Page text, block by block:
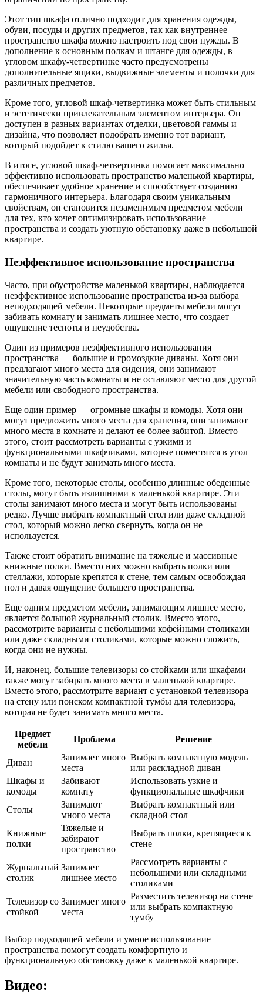
Этот тип шкафа отлично подходит для хранения одежды,
обуви, посуды и других предметов, так как внутреннее
пространство шкафа можно настроить под свои нужды. В
дополнение к основным полкам и штанге для одежды, в
угловом шкафу-четвертинке часто предусмотрены
дополнительные ящики, выдвижные элементы и полочки для
различных предметов.
Кроме того, угловой шкаф-четвертинка может быть стильным
и эстетически привлекательным элементом интерьера. Он
доступен в разных вариантах отделки, цветовой гаммы и
дизайна, что позволяет подобрать именно тот вариант,
который подойдет к стилю вашего жилья.
В итоге, угловой шкаф-четвертинка помогает максимально
эффективно использовать пространство маленькой квартиры,
обеспечивает удобное хранение и способствует созданию
гармоничного интерьера. Благодаря своим уникальным
свойствам, он становится незаменимым предметом мебели
для тех, кто хочет оптимизировать использование
пространства и создать уютную обстановку даже в небольшой
квартире.
Неэффективное использование пространства
Часто, при обустройстве маленькой квартиры, наблюдается
неэффективное использование пространства из-за выбора
неподходящей мебели. Некоторые предметы мебели могут
забивать комнату и занимать лишнее место, что создает
ощущение тесноты и неудобства.
Один из примеров неэффективного использования
пространства — большие и громоздкие диваны. Хотя они
предлагают много места для сидения, они занимают
значительную часть комнаты и не оставляют место для другой
мебели или свободного пространства.
Еще один пример — огромные шкафы и комоды. Хотя они
могут предложить много места для хранения, они занимают
много места в комнате и делают ее более забитой. Вместо
этого, стоит рассмотреть варианты с узкими и
функциональными шкафчиками, которые поместятся в угол
комнаты и не будут занимать много места.
Кроме того, некоторые столы, особенно длинные обеденные
столы, могут быть излишними в маленькой квартире. Эти
столы занимают много места и могут быть использованы
редко. Лучше выбрать компактный стол или даже складной
стол, который можно легко свернуть, когда он не
используется.
Также стоит обратить внимание на тяжелые и массивные
книжные полки. Вместо них можно выбрать полки или
стеллажи, которые крепятся к стене, тем самым освобождая
пол и давая ощущение большего пространства.
Еще одним предметом мебели, занимающим лишнее место,
является большой журнальный столик. Вместо этого,
рассмотрите варианты с небольшими кофейными столиками
или даже складными столиками, которые можно сложить,
когда они не нужны.
И, наконец, большие телевизоры со стойками или шкафами
также могут забирать много места в маленькой квартире.
Вместо этого, рассмотрите вариант с установкой телевизора
на стену или поиском компактной тумбы для телевизора,
которая не будет занимать много места.
Предмет
мебели
Проблема Решение
Диван
Занимает много
места
Выбрать компактную модель
или раскладной диван
Шкафы и
комоды
Забивают
комнату
Использовать узкие и
функциональные шкафчики
Столы
Занимают
много места
Выбрать компактный или
складной стол
Книжные
полки
Тяжелые и
забирают
пространство
Выбрать полки, крепящиеся к
стене
Журнальный
столик
Занимает
лишнее место
Рассмотреть варианты с
небольшими или складными
столиками
Телевизор со
стойкой
Занимает много
места
Разместить телевизор на стене
или выбрать компактную
тумбу
Выбор подходящей мебели и умное использование
пространства помогут создать комфортную и
функциональную обстановку даже в маленькой квартире.
Видео: